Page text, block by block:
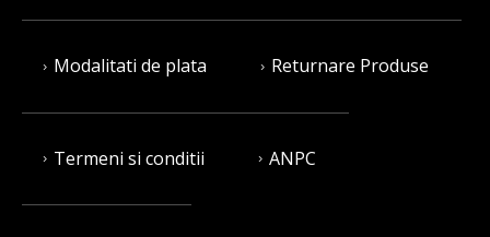
Modalitati de plata Returnare Produse
Termeni si conditii ANPC